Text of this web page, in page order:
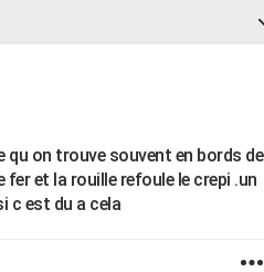
qu on trouve souvent en bords de
et la rouille refoule le crepi .un
c est du a cela